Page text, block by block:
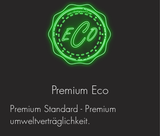
Premium Eco
Premium Standard - Premium
umweltverträglichkeit.